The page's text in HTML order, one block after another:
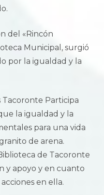
del «Rincón
Municipal, surgió
por la igualdad y la
Tacoronte Participa
la igualdad y la
para una vida
de arena.
de Tacoronte
y apoyo y en cuanto
en ella.